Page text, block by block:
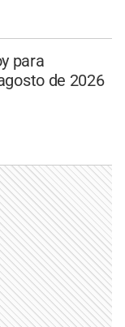
para
de 2026